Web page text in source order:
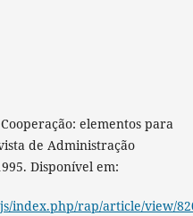
elementos para
de Administração
Disponível em:
index.php/rap/article/view/